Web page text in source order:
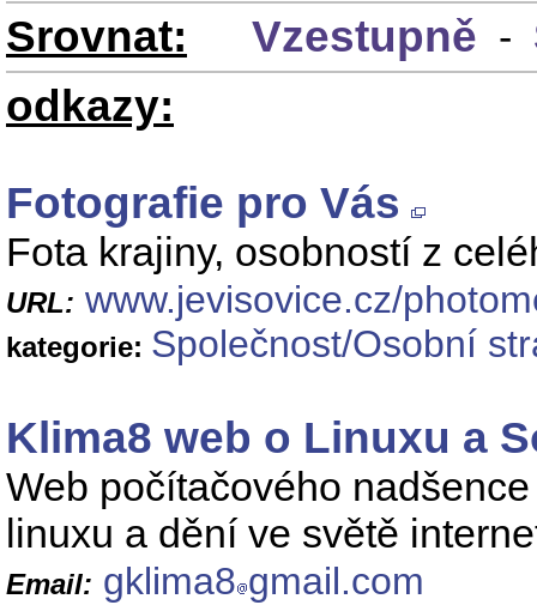
Srovnat: Vzestupně -
odkazy:
Fotografie pro Vás
Fota krajiny, osobností z
URL: www.jevisovice.cz/
kategorie: Společnost/Osobní
Klima8 web o Linuxu a
Web počítačového
linuxu a dění ve světě
Email: gklima8 gmail.com